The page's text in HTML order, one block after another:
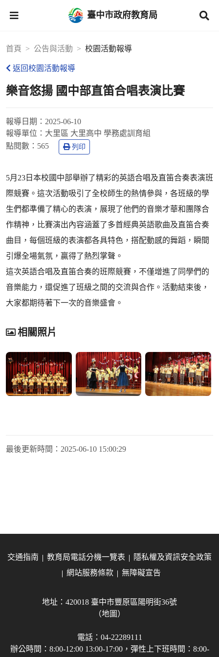
臺中市政府教育局
首頁 公告與活動 校園活動報導
返回校園活動報導
樂音悠揚 國中部直笛合唱表演比賽
報導日期： 2025-06-10
報導單位： 大里區 大里高中 學務處訓育組
點閱數： 565 列印
5月23日本校國中部舉辦了精彩的英語合唱及直笛合奏表演班
際競賽。這次活動吸引了全校師生的熱情參與，各班級的學
生們都準備了精心的表演，展現了他們的音樂才華和團隊合
作精神，比賽演出內容涵蓋了多首經典英語歌曲及直笛合奏
曲目，每個班級的表演都各具特色，搭配動感的舞蹈，瞬間
引爆全場氣氛，贏得了熱烈掌聲。
這次英語合唱及直笛合奏的班際競賽，不僅增進了同學們的
音樂能力，還促進了班級之間的交流與合作。活動結束後，
大家都期待著下一次的音樂盛會。
相關照片
最後更新時間： 2025-06-10 15:00:29
交通指南 教育局電話分機一覽表
隱私權及資訊安全政策
網站服務條款
無障礙宣告
地址：420018 臺中市豐原區陽明街36號
（地圖）
電話：04-22289111
辦公時間：8:00-12:00 13:00-17:00，彈性上下班時間：8:00-